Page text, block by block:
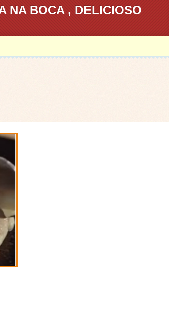
NA BOCA , DELICIOSO